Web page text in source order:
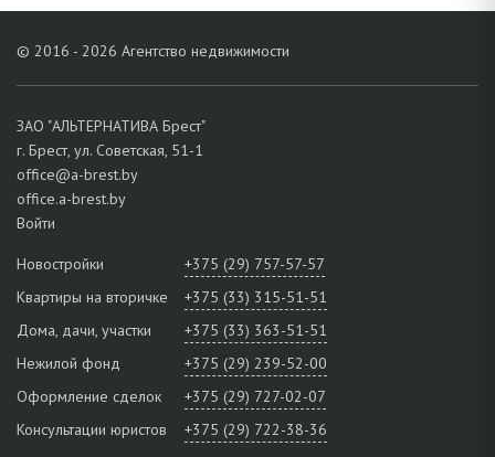
© 2016 - 2026 Агентство недвижимости
ЗАО "АЛЬТЕРНАТИВА Брест"
г. Брест, ул. Советская, 51-1
office@a-brest.by
office.a-brest.by
Войти
Новостройки
+375 (29) 757-57-57
Квартиры на вторичке
+375 (33) 315-51-51
Дома, дачи, участки
+375 (33) 363-51-51
Нежилой фонд
+375 (29) 239-52-00
Оформление сделок
+375 (29) 727-02-07
Консультации юристов
+375 (29) 722-38-36